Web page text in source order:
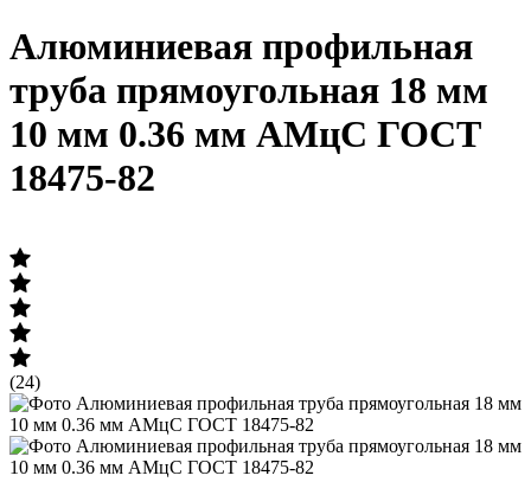
Алюминиевая профильная
труба прямоугольная 18 мм
10 мм 0.36 мм АМцС ГОСТ
18475-82
(24)